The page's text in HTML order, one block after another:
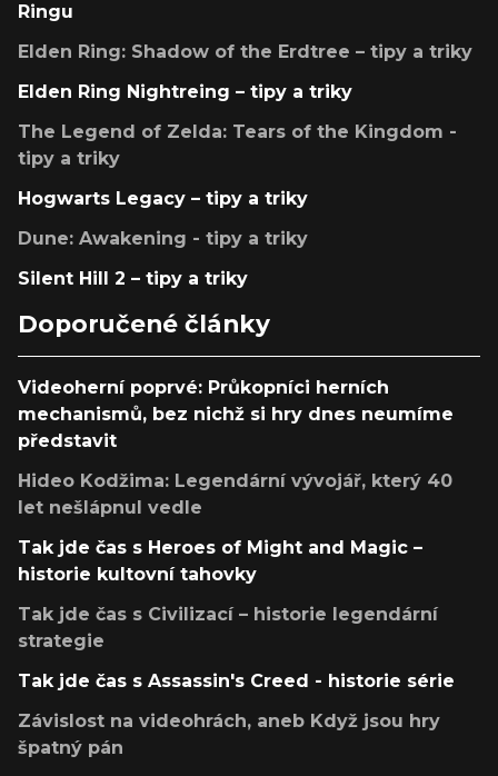
Ringu
Elden Ring: Shadow of the Erdtree – tipy a triky
Elden Ring Nightreing – tipy a triky
The Legend of Zelda: Tears of the Kingdom -
tipy a triky
Hogwarts Legacy – tipy a triky
Dune: Awakening - tipy a triky
Silent Hill 2 – tipy a triky
Doporučené články
Videoherní poprvé: Průkopníci herních
mechanismů, bez nichž si hry dnes neumíme
představit
Hideo Kodžima: Legendární vývojář, který 40
let nešlápnul vedle
Tak jde čas s Heroes of Might and Magic –
historie kultovní tahovky
Tak jde čas s Civilizací – historie legendární
strategie
Tak jde čas s Assassin's Creed - historie série
Závislost na videohrách, aneb Když jsou hry
špatný pán